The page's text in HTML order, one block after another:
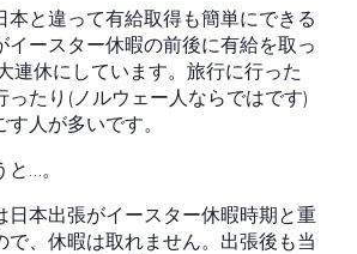
本と違って有給取得も簡単にできる
イースター休暇の前後に有給を取っ
連休にしています。旅行に行った
ったり(ノルウェー人ならではです)
人が多いです。
…。
日本出張がイースター休暇時期と重
で、休暇は取れません。出張後も当